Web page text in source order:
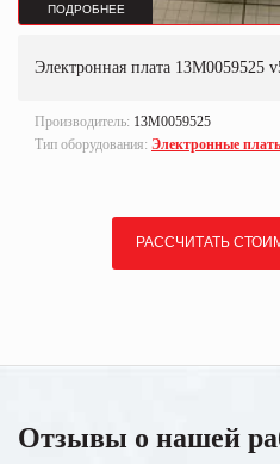
ПОДРОБНЕЕ
Электронная плата 13M0059525
Производитель: 13M0059525
Тип оборудования: Электронные
РАССЧИТАТЬ
Отзывы о нашей